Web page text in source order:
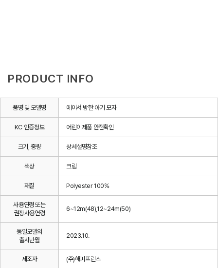
PRODUCT INFO
품명 및 모델명 에이서 방한 아기 모자
KC 인증정보 어린이제품 안전확인
크기, 중량 상세설명참조
색상 크림
재질 Polyester 100%
사용연령 또는
권장사용연령
6~12m(48),12~24m(50)
동일모델의
출시년월
2023.10.
제조자 (주)해피프린스